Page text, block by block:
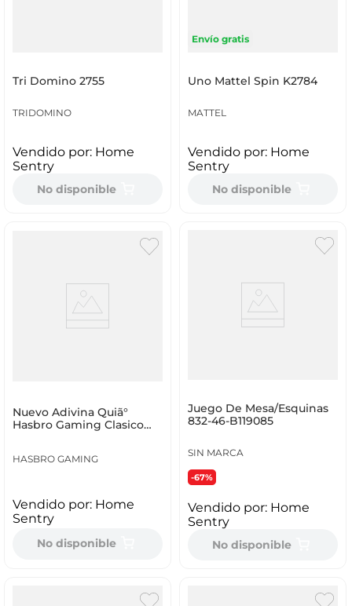
Tri Domino 2755
TRIDOMINO
Vendido por: Home
Sentry
No disponible
Envío gratis
Uno Mattel Spin K2784
MATTEL
Vendido por: Home
Sentry
No disponible
Nuevo Adivina Quiã°
Hasbro Gaming Clasico
HASBRO GAMING
Vendido por: Home
Sentry
No disponible
Juego De Mesa/Esquinas
832-46-B119085
SIN MARCA
-67%
Vendido por: Home
Sentry
No disponible